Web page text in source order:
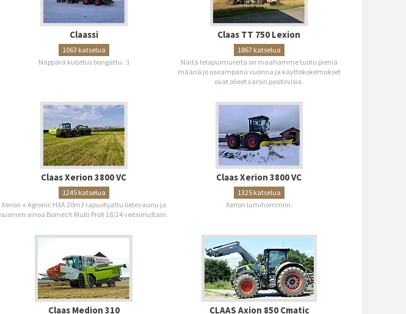
Claassi
1063 katselua
Näppärä kuljetus bongattu. :)
Claas TT 750 Lexion
1867 katselua
Näitä telapuimureita on maahamme tuotu pieniä
määriä jo useampana vuonna ja käyttökokemukset
ovat olleet varsin positiivisia.
Claas Xerion 3800 VC
1245 katselua
Xerion + Agronic HXA 20m3 rapuohjattu lietevaunu ja
suomen ainoa Bomech Multi Profi 18/24 veitsimultain.
Claas Xerion 3800 VC
1325 katselua
Xerion lumihommiin.
Claas Medion 310 CLAAS Axion 850 Cmatic